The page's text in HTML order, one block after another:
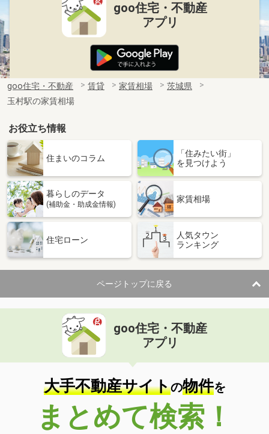
goo住宅・不動産
アプリ
goo住宅・不動産 賃貸 家賃相場
茨城県
玉村駅の家賃相場
お役立ち情報
住まいのコラム
「住みたい街」
を見つけよう
暮らしのデータ
(補助金・助成金情報)
家賃相場
住宅ローン
人気タウン
ランキング
ページトップに戻る
goo住宅・不動産
アプリ
大手不動産サイトの物件を
まとめて検索！